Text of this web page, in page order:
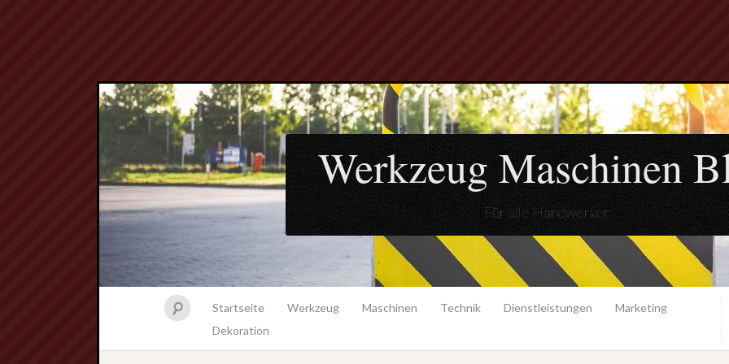
Werkzeug Maschinen
Für alle Handwerker
Startseite Werkzeug Maschinen Technik Dienstleistungen
Marketing
Dekoration